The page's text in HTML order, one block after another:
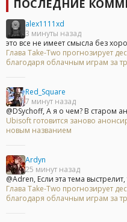
ПОСЛЕДНИЕ
alex1111xd
3 минуты назад
это все не имеет смысла без
Глава Take-Two прогнозирует
благодаря облачным играм за
Red_Square
7 минут назад
@DSychoff, А я о чем? В старом
Ubisoft готовится заново
новым названием
Ardyn
25 минут назад
@Adren, Если эта тема
Глава Take-Two прогнозирует
благодаря облачным играм за